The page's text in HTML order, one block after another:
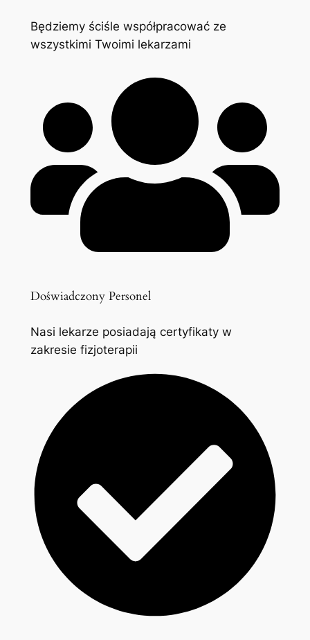
Będziemy ściśle współpracować ze
wszystkimi Twoimi lekarzami
Doświadczony Personel
Nasi lekarze posiadają certyfikaty w
zakresie fizjoterapii